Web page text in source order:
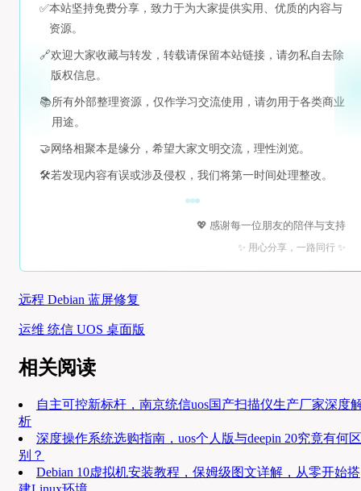
✅本站坚持免费分享，致力于为大家提供实用、优质的内容与
资源。
🔗欢迎大家收藏与转发，转载请保留本站链接，请勿私自去除
版权信息。
📚所有外部整理资源，仅作学习交流使用，请勿用于各类商业
用途。
🤝 网络相聚本是缘分，希望大家文明交流，理性浏览。
🛠️若发现内容有误或涉及侵权，我们将第一时间处理整改。
💖 感谢每一位朋友的陪伴与支持
✨ 用心分享，一路同行 ✨
远程 Debian 蓝屏修复
运维 统信 UOS 桌面版
相关阅读
自主可控新标杆，南京统信uos国产扫描仪生产厂家深度
析
深度操作系统选购指南，uos个人版与deepin 20究竟有何区
别？
Debian 10虚拟机安装教程，保姆级图文详解，从零开始搭